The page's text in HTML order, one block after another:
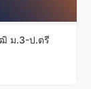
ม.3-ป.ตรี